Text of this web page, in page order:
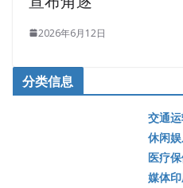
2026年6月12日
分类信息
交通
休闲
医疗
媒体